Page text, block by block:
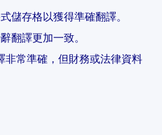
儲存格以獲得準確翻譯。
翻譯更加一致。
常準確，但財務或法律資料